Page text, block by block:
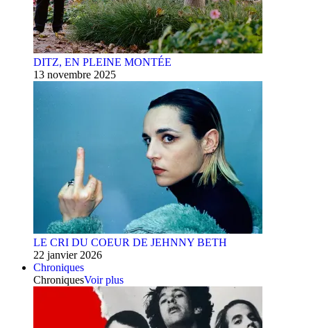
DITZ, EN PLEINE MONTÉE
13 novembre 2025
LE CRI DU COEUR DE JEHNNY BETH
22 janvier 2026
Chroniques
ChroniquesVoir plus